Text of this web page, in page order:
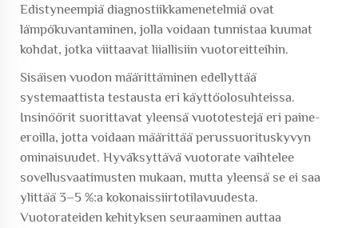
Edistyneempiä diagnostiikkamenetelmiä ovat
lämpökuvantaminen, jolla voidaan tunnistaa kuumat
kohdat, jotka viittaavat liiallisiin vuotoreitteihin.
Sisäisen vuodon määrittäminen edellyttää
systemaattista testausta eri käyttöolosuhteissa.
Insinöörit suorittavat yleensä vuototestejä eri paine-
eroilla, jotta voidaan määrittää perussuorituskyvyn
ominaisuudet. Hyväksyttävä vuotorate vaihtelee
sovellusvaatimusten mukaan, mutta yleensä se ei saa
ylittää 3–5 %:a kokonaissiirtotilavuudesta.
Vuotorateiden kehityksen seuraaminen auttaa